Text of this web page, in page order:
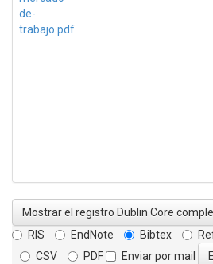
de-
trabajo.pdf
Mostrar el registro Dublin Core
RIS
EndNote Bibtex
CSV
PDF Enviar por mail